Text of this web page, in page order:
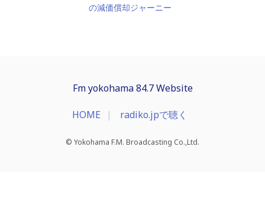
の減価償却ジャーニー
Fm yokohama 84.7 Website
HOME radiko.jpで聴く
© Yokohama F.M. Broadcasting Co.,Ltd.